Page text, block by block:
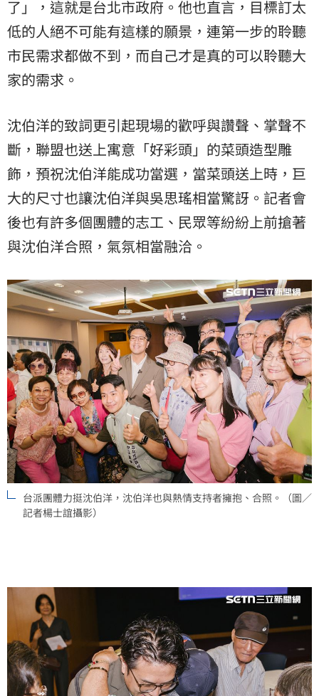
了」，這就是台北市政府。他也直言，目標訂太
低的人絕不可能有這樣的願景，連第一步的聆聽
市民需求都做不到，而自己才是真的可以聆聽大
家的需求。
沈伯洋的致詞更引起現場的歡呼與讚聲、掌聲不
斷，聯盟也送上寓意「好彩頭」的菜頭造型雕
飾，預祝沈伯洋能成功當選，當菜頭送上時，巨
大的尺寸也讓沈伯洋與吳思瑤相當驚訝。記者會
後也有許多個團體的志工、民眾等紛紛上前搶著
與沈伯洋合照，氣氛相當融洽。
台派團體力挺沈伯洋，沈伯洋也與熱情支持者擁抱、合照。（圖／
記者楊士誼攝影）